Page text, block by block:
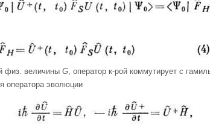
физ. величины G , оператор к-рой коммутирует с
оператора эволюции